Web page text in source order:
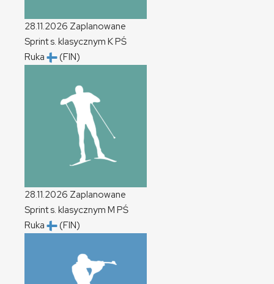
28.11.2026 Zaplanowane
Sprint s. klasycznym KPŚ
Ruka
(FIN)
28.11.2026 Zaplanowane
Sprint s. klasycznym M PŚ
Ruka
(FIN)